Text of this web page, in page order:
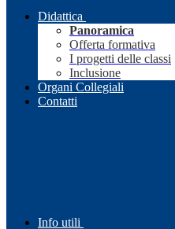
Didattica
Panoramica
Offerta formativa
I progetti delle classi
Inclusione
Organi Collegiali
Contatti
Info utili